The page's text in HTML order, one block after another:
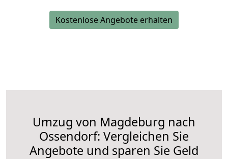
Kostenlose Angebote erhalten
Umzug von Magdeburg nach
Ossendorf: Vergleichen Sie
Angebote und sparen Sie Geld